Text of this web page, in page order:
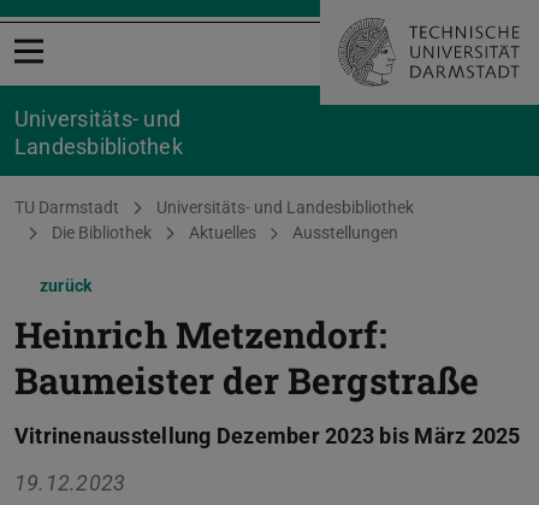
Menü öffnen
Universitäts- und
Landesbibliothek
Sie befinden sich hier:
TU Darmstadt
Universitäts- und Landesbibliothek
Die Bibliothek
Aktuelles Ausstellungen
zurück
Heinrich Metzendorf:
Baumeister der Bergstraße
Vitrinenausstellung Dezember 2023 bis März 2025
19.12.2023